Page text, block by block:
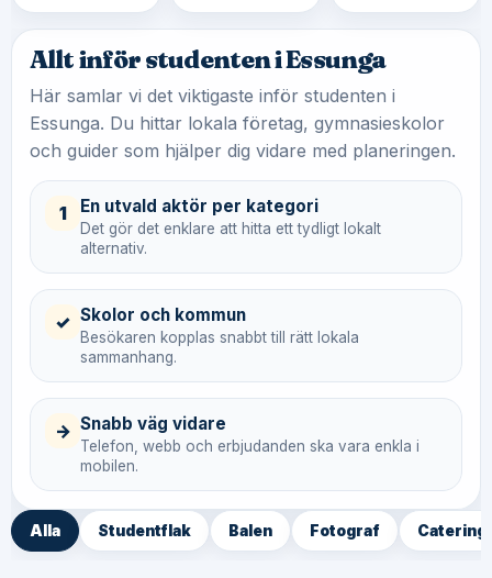
Allt inför studenten i Essunga
Här samlar vi det viktigaste inför studenten i
Essunga. Du hittar lokala företag, gymnasieskolor
och guider som hjälper dig vidare med planeringen.
1 En utvald aktör per kategori
Det gör det enklare att hitta ett tydligt lokalt
alternativ.
✓ Skolor och kommun
Besökaren kopplas snabbt till rätt lokala
sammanhang.
→ Snabb väg vidare
Telefon, webb och erbjudanden ska vara enkla i
mobilen.
Alla Studentflak Balen Fotograf Catering